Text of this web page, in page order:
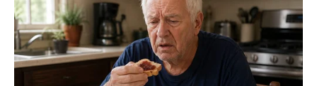
“Tu me fous le camp !” Bruno Guillon vire une
candidate de Chacun son tour
Anne-Claire Coudray : il y a du changement sur